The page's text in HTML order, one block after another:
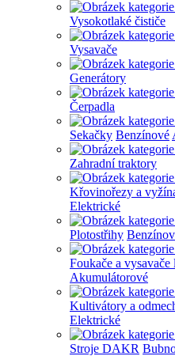
Vysokotlaké čističe
Vysavače
Generátory
Čerpadla
Sekačky Benzínové
Zahradní traktory
Křovinořezy a
Elektrické
Plotostřihy
Foukače a vysavače
Akumulátorové
Kultivátory a
Elektrické
Stroje DAKR